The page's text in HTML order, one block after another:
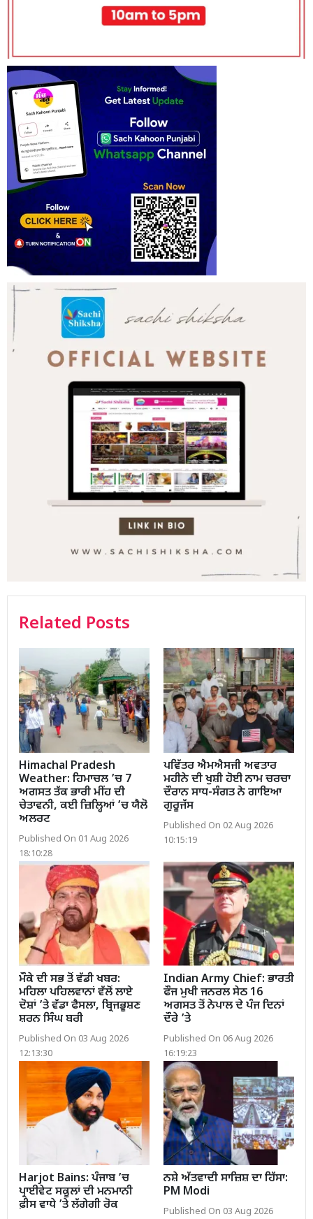
Related Posts
Himachal Pradesh
Weather: ਹਿਮਾਚਲ ’ਚ 7
ਅਗਸਤ ਤੱਕ ਭਾਰੀ ਮੀਂਹ ਦੀ
ਚੇਤਾਵਨੀ, ਕਈ ਜ਼ਿਲ੍ਹਿਆਂ ’ਚ ਯੈਲੋ
ਅਲਰਟ
Published On 01 Aug 2026
18:10:28
ਪਵਿੱਤਰ ਐਮਐਸਜੀ ਅਵਤਾਰ
ਮਹੀਨੇ ਦੀ ਖੁਸ਼ੀ ਹੋਈ ਨਾਮ ਚਰਚਾ
ਦੌਰਾਨ ਸਾਧ-ਸੰਗਤ ਨੇ ਗਾਇਆ
ਗੁਰੂਜੱਸ
Published On 02 Aug 2026
10:15:19
ਮੌਕੇ ਦੀ ਸਭ ਤੋਂ ਵੱਡੀ ਖਬਰ:
ਮਹਿਲਾ ਪਹਿਲਵਾਨਾਂ ਵੱਲੋਂ ਲਾਏ
ਦੋਸ਼ਾਂ ’ਤੇ ਵੱਡਾ ਫੈਸਲਾ, ਬ੍ਰਿਜਭੂਸ਼ਣ
ਸ਼ਰਨ ਸਿੰਘ ਬਰੀ
Published On 03 Aug 2026
12:13:30
Indian Army Chief: ਭਾਰਤੀ
ਫੌਜ ਮੁਖੀ ਜਨਰਲ ਸੇਠ 16
ਅਗਸਤ ਤੋਂ ਨੇਪਾਲ ਦੇ ਪੰਜ ਦਿਨਾਂ
ਦੌਰੇ ’ਤੇ
Published On 06 Aug 2026
16:19:23
Harjot Bains: ਪੰਜਾਬ ’ਚ
ਪ੍ਰਾਈਵੇਟ ਸਕੂਲਾਂ ਦੀ ਮਨਮਾਨੀ
ਫ਼ੀਸ ਵਾਧੇ ’ਤੇ ਲੱਗੇਗੀ ਰੋਕ
ਨਸ਼ੇ ਅੱਤਵਾਦੀ ਸਾਜ਼ਿਸ਼ ਦਾ ਹਿੱਸਾ:
PM Modi
Published On 03 Aug 2026